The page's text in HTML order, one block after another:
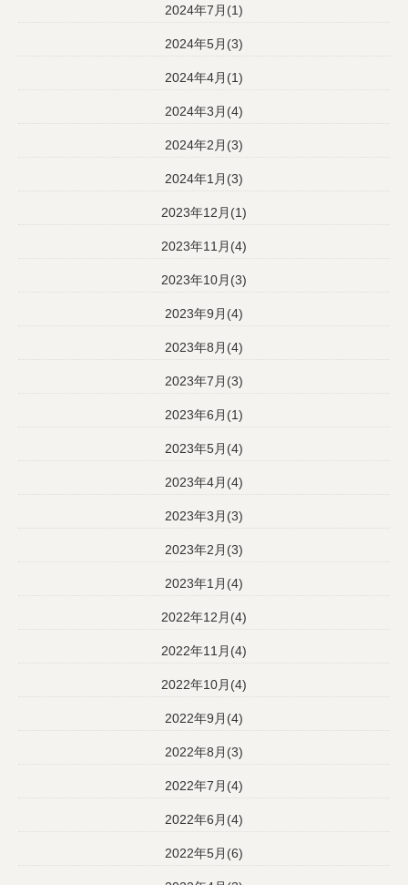
2024年7月(1)
2024年5月(3)
2024年4月(1)
2024年3月(4)
2024年2月(3)
2024年1月(3)
2023年12月(1)
2023年11月(4)
2023年10月(3)
2023年9月(4)
2023年8月(4)
2023年7月(3)
2023年6月(1)
2023年5月(4)
2023年4月(4)
2023年3月(3)
2023年2月(3)
2023年1月(4)
2022年12月(4)
2022年11月(4)
2022年10月(4)
2022年9月(4)
2022年8月(3)
2022年7月(4)
2022年6月(4)
2022年5月(6)